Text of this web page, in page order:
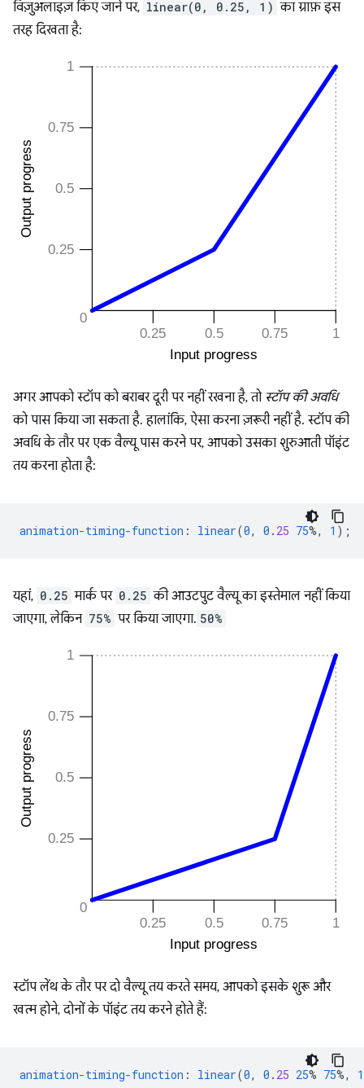
विज़ुअलाइज़ किए जाने पर, linear(0, 0.25, 1) का ग्राफ़ इस
तरह दिखता है:
अगर आपको स्टॉप को बराबर दूरी पर नहीं रखना है, तो स्टॉप की अवधि
को पास किया जा सकता है. हालांकि, ऐसा करना ज़रूरी नहीं है. स्टॉप की
अवधि के तौर पर एक वैल्यू पास करने पर, आपको उसका शुरुआती पॉइंट
तय करना होता है:
animation-timing-function : linear(0, 0 . 25 75%, 1 );
यहां, 0.25 मार्क पर 0.25 की आउटपुट वैल्यू का इस्तेमाल नहीं किया
जाएगा, लेकिन 75% पर किया जाएगा. 50%
स्टॉप लेंथ के तौर पर दो वैल्यू तय करते समय, आपको इसके शुरू और
खत्म होने, दोनों के पॉइंट तय करने होते हैं:
animation-timing-function : linear(0, 0 . 25 25% 75%, 1